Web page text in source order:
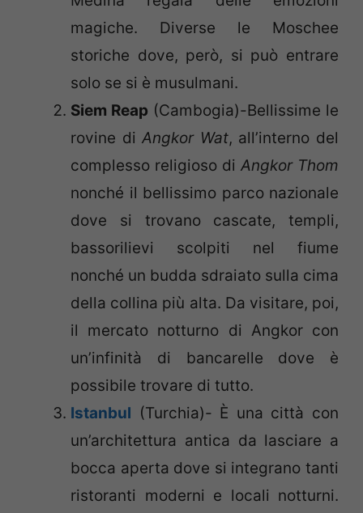
magiche. Diverse le Moschee
storiche dove, però, si può entrare
solo se si è musulmani.
Siem Reap (Cambogia)-Bellissime le
rovine diAngkor Wat, all’interno del
complesso religioso di Angkor Thom
nonché il bellissimo parco nazionale
dove si trovano cascate, templi,
bassorilievi scolpiti nel fiume
nonché un budda sdraiato sulla cima
della collina più alta. Da visitare, poi,
il mercato notturno di Angkor con
un’infinità di bancarelle dove è
possibile trovare di tutto.
Istanbul (Turchia)- È una città con
un’architettura antica da lasciare a
bocca aperta dove si integrano tanti
ristoranti moderni e locali notturni.